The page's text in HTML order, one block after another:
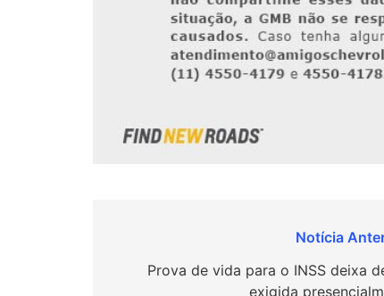
Prova de vida para o INSS deixa
exigida